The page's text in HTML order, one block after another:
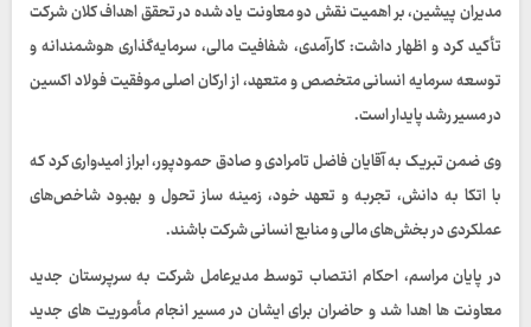
مدیران پیشین، بر اهمیت نقش دو معاونت یاد شده در تحقق اهداف کلان شرکت
تأکید کرد و اظهار داشت: کارآمدی، شفافیت مالی، سرمایه‌گذاری هوشمندانه و
توسعه سرمایه انسانی متخصص و متعهد، از ارکان اصلی موفقیت فولاد اکسین
در مسیر رشد پایدار است.
وی ضمن تبریک به آقایان فاضل تامرادی و صادق حمودپور، ابراز امیدواری کرد که
با اتکا به دانش، تجربه و تعهد خود، زمینه‌ ساز تحول و بهبود شاخص‌های
عملکردی در بخش‌های مالی و منابع انسانی شرکت باشند.
در پایان مراسم، احکام انتصاب توسط مدیرعامل شرکت به سرپرستان جدید
معاونت‌ ها اهدا شد و حاضران برای ایشان در مسیر انجام مأموریت‌ های جدید